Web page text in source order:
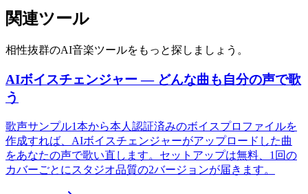
関連ツール
相性抜群のAI音楽ツールをもっと探しましょう。
AIボイスチェンジャー — どんな曲も自分の声で歌
う
歌声サンプル1本から本人認証済みのボイスプロファイルを
作成すれば、AIボイスチェンジャーがアップロードした曲
をあなたの声で歌い直します。セットアップは無料、1回の
カバーごとにスタジオ品質の2バージョンが届きます。